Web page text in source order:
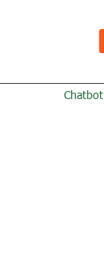
Chatbot